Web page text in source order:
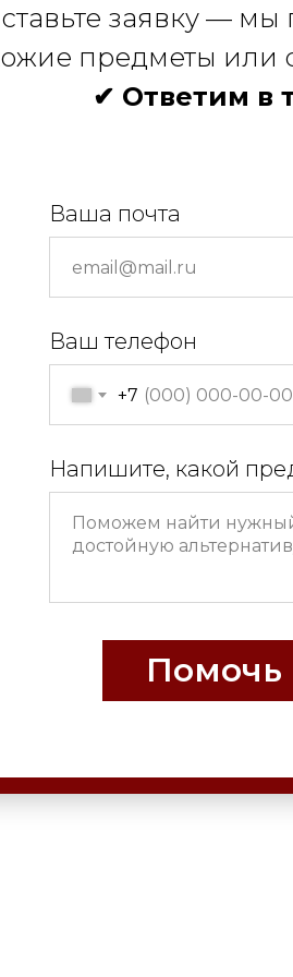
заявку —
предметы или
✔ Ответим в
Ваша почта
Ваш телефон
+7
Напишите, какой
Помочь